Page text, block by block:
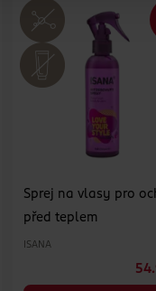
Sprej na vlasy pro
před teplem
ISANA